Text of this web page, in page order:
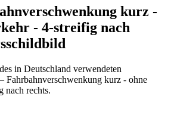
kurz -
- 4-streifig nach
in Deutschland verwendeten
Fahrbahnverschwenkung kurz - ohne
nach rechts.